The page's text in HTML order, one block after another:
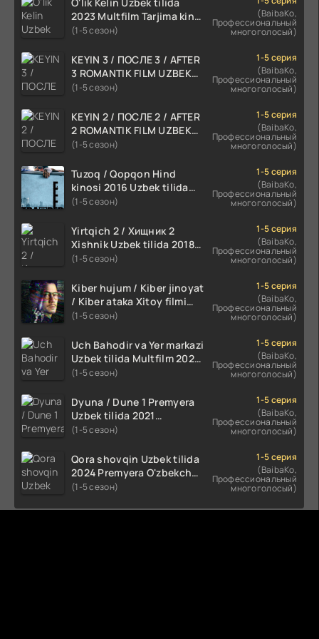
O'lik Kelin Uzbek tilida
2023 Multfilm Tarjima kino
skachat
(1-5 сезон)
(BaibaKo,
Профессиональный
многоголосый)
KEYIN 3 / ПОСЛЕ 3 / AFTER
3 ROMANTIK FILM UZBEK
TILIDA 2021 TARJIMA FILM
(1-5 сезон)
1-5 серия
(BaibaKo,
Профессиональный
многоголосый)
KEYIN 2 / ПОСЛЕ 2 / AFTER
2 ROMANTIK FILM UZBEK
TILIDA 2020 TARJIMA FILM
(1-5 сезон)
1-5 серия
(BaibaKo,
Профессиональный
многоголосый)
Tuzoq / Qopqon Hind
kinosi 2016 Uzbek tilida
tarjima film HD
(1-5 сезон)
1-5 серия
(BaibaKo,
Профессиональный
многоголосый)
Yirtqich 2 / Хищник 2
Xishnik Uzbek tilida 2018-
2024 O'zbekcha tarjima
(1-5 сезон)
1-5 серия
(BaibaKo,
Профессиональный
многоголосый)
Kiber hujum / Kiber jinoyat
/ Kiber ataka Xitoy filmi
Uzbek tilida O'zbekcha
HD skachat
(1-5 сезон)
1-5 серия
(BaibaKo,
Профессиональный
многоголосый)
Uch Bahodir va Yer markazi
Uzbek tilida Multfilm 2025
tarjima HD skachat
(1-5 сезон)
1-5 серия
(BaibaKo,
Профессиональный
многоголосый)
Dyuna / Dune 1 Premyera
Uzbek tilida 2021
O'zbekcha tarjima kino HD
(1-5 сезон)
1-5 серия
(BaibaKo,
Профессиональный
многоголосый)
Qora shovqin Uzbek tilida
2024 Premyera O'zbekcha
tarjima kino HD skachat
(1-5 сезон)
1-5 серия
(BaibaKo,
Профессиональный
многоголосый)